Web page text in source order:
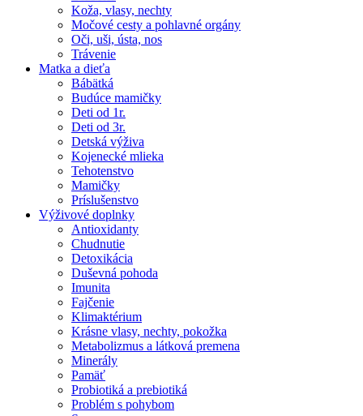
Koža, vlasy, nechty
Močové cesty a pohlavné orgány
Oči, uši, ústa, nos
Trávenie
Matka a dieťa
Bábätká
Budúce mamičky
Deti od 1r.
Deti od 3r.
Detská výživa
Kojenecké mlieka
Tehotenstvo
Mamičky
Príslušenstvo
Výživové doplnky
Antioxidanty
Chudnutie
Detoxikácia
Duševná pohoda
Imunita
Fajčenie
Klimaktérium
Krásne vlasy, nechty, pokožka
Metabolizmus a látková premena
Minerály
Pamäť
Probiotiká a prebiotiká
Problém s pohybom